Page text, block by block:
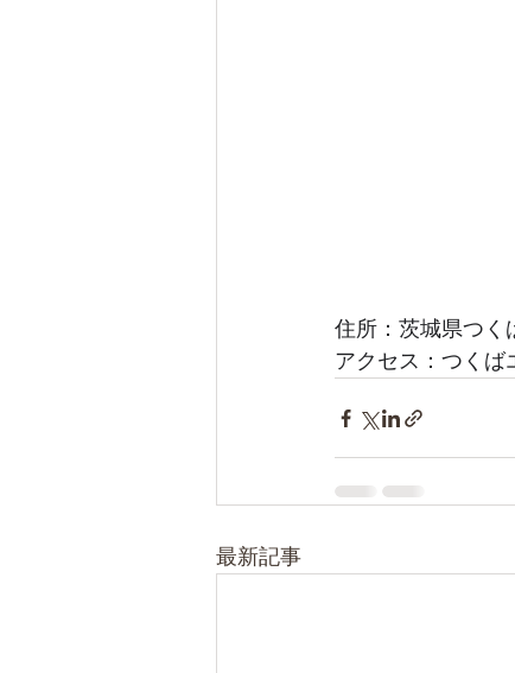
住所：茨城県つく
アクセス：つくば
最新記事